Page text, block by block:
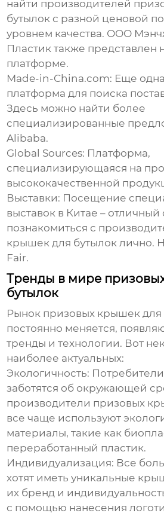
найти производителей
бутылок с разной ценовой
уровнем качества. ООО
Пластик также представлен
платформе.
Made-in-China.com: Еще
платформа для поиска
Здесь можно найти более
специализированные
Alibaba.
Global Sources: Платформа,
специализирующаяся на
высококачественной
Выставки: Посещение
выставок в Китае – отличный
познакомиться с
крышек для бутылок лично.
Fair.
Тренды в мире
бутылок
Рынок призовых крышек для
постоянно меняется,
тренды и технологии. Вот
наиболее актуальных:
Экологичность:
заботятся об окружающей
производители призовых
все чаще используют
материалы, такие как
переработанный пластик.
Индивидуализация: Все
хотят иметь уникальные
их бренд и
с помощью нанесения